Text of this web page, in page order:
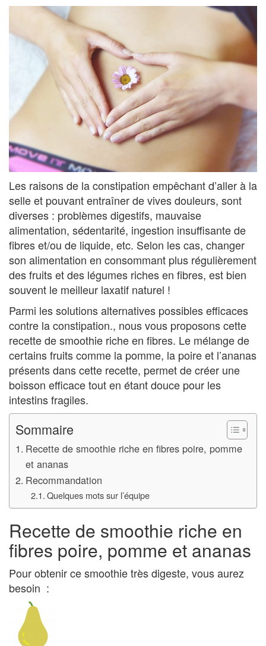
Les raisons de la constipation empêchant d’aller à la
selle et pouvant entraîner de vives douleurs, sont
diverses : problèmes digestifs, mauvaise
alimentation, sédentarité, ingestion insuffisante de
fibres et/ou de liquide, etc. Selon les cas, changer
son alimentation en consommant plus régulièrement
des fruits et des légumes riches en fibres, est bien
souvent le meilleur laxatif naturel !
Parmi les solutions alternatives possibles efficaces
contre la constipation., nous vous proposons cette
recette de smoothie riche en fibres. Le mélange de
certains fruits comme la pomme, la poire et l’ananas
présents dans cette recette, permet de créer une
boisson efficace tout en étant douce pour les
intestins fragiles.
Sommaire
Recette de smoothie riche en fibres poire, pomme
et ananas
Recommandation
Quelques mots sur l’équipe
Recette de smoothie riche en
fibres poire, pomme et ananas
Pour obtenir ce smoothie très digeste, vous aurez
besoin :